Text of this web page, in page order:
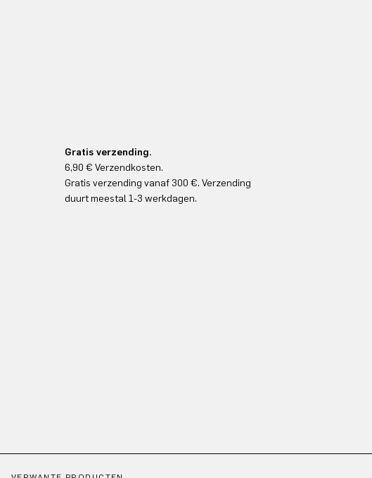
Gratis verzending.
6,90 € Verzendkosten.
Gratis verzending vanaf 300 €. Verzending
duurt meestal 1-3 werkdagen.